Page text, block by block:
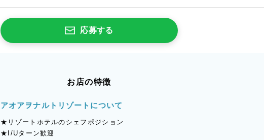
応募する
お店の特徴
アオアヲナルトリゾートについて
★リゾートホテルのシェフポジション
★I/Uターン歓迎